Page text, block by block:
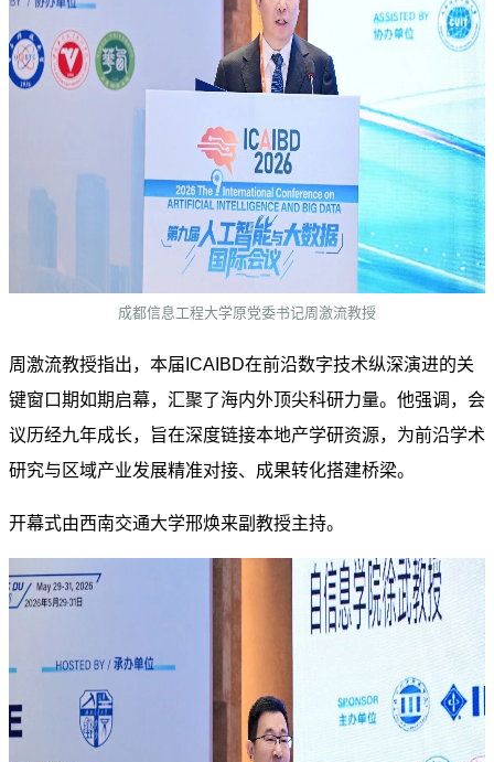
成都信息工程大学原党委书记周激流教授
周激流教授指出，本届ICAIBD在前沿数字技术纵深演进的关
键窗口期如期启幕，汇聚了海内外顶尖科研力量。他强调，会
议历经九年成长，旨在深度链接本地产学研资源，为前沿学术
研究与区域产业发展精准对接、成果转化搭建桥梁。
开幕式由西南交通大学邢焕来副教授主持。